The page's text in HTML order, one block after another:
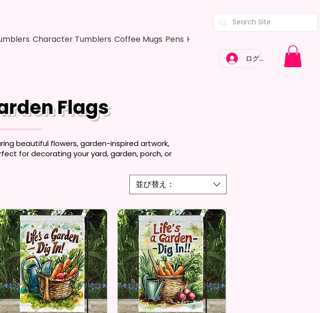
Character Tumblers Coffee Mugs Pens Hair Bows
ログイン
Flags
並び替え：
beautiful flowers, garden-inspired artwork,
for decorating your yard, garden, porch, or